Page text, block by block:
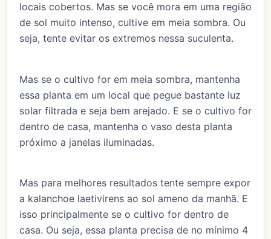
locais cobertos. Mas se você mora em uma região
de sol muito intenso, cultive em meia sombra. Ou
seja, tente evitar os extremos nessa suculenta.
Mas se o cultivo for em meia sombra, mantenha
essa planta em um local que pegue bastante luz
solar filtrada e seja bem arejado. E se o cultivo for
dentro de casa, mantenha o vaso desta planta
próximo a janelas iluminadas.
Mas para melhores resultados tente sempre expor
a kalanchoe laetivirens ao sol ameno da manhã. E
isso principalmente se o cultivo for dentro de
casa. Ou seja, essa planta precisa de no mínimo 4